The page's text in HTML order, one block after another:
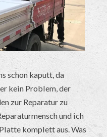
schon kaputt, da
kein Problem, der
zur Reparatur zu
und ich
komplett aus. Was